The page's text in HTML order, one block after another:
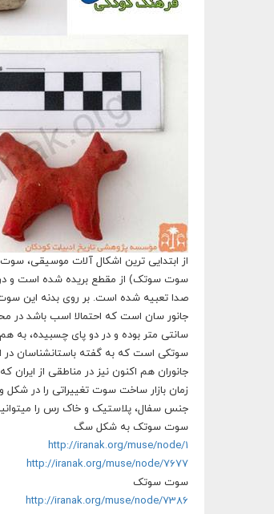
از ابتدایی ترین اشکال آلات موسیقی،
سوت سوتک) از مقطع بریده شده است و در
صدا تعبیه شده است. بر روی بدنه این
سانتی متر بوده و در دو پای چسبیده،
سوتکی است که به گفته باستانشناسان
جانوران هم اکنون نیز در مناطقی از
زمان بازار ساخت سوت تغییراتی را در
جنس سفال، پلاستیک و خاک رس را
سوت سوتک به شکل سگ
http://iranak.org/muse/node/1
http://iranak.org/muse/node/7677
سوت سوتک
http://iranak.org/muse/node/7386